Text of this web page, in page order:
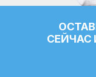
СЕЙЧАС